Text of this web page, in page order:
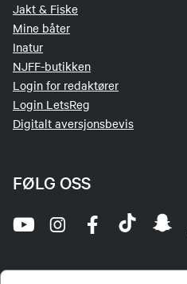
Jakt & Fiske
Mine båter
Inatur
NJFF-butikken
Login for redaktører
Login LetsReg
Digitalt aversjonsbevis
FØLG OSS